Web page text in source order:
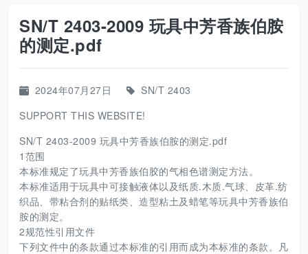
SN/T 2403-2009 玩具中芳香族伯胺
的测定.pdf
2024年07月27日
SN/T 2403
SUPPORT THIS WEBSITE!
SN/T 2403-2009 玩具中芳香族伯胺的测定.pdf
1范围
本标准规定了玩具中芳香族伯胶的气相色谱测定方法。
本标准适用于玩具中可接触液体以及纸质.木质.气球、皮革.纺
织品、带粘合剂的贴纸类、造型粘土及蜡笔等玩具中芳香族伯
胺的测定。
2规范性引用文件
下列文件中的条款通过本标准的引用而成为本标准的条款。凡